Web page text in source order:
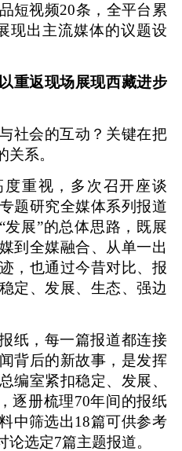
短视频20条，全平台累
现出主流媒体的议题设
重返现场展现西藏进步
社会的互动？关键在把
系。
重视，多次召开座谈
题研究全媒体系列报道
发展”的总体思路，既展
到全媒融合、从单一出
，也通过今昔对比、报
定、发展、生态、强边
纸，每一篇报道都连接
背后的新故事，是发挥
编室紧扣稳定、发展、
，逐册梳理70年间的报纸
中筛选出18篇可供参考
论选定7篇主题报道。